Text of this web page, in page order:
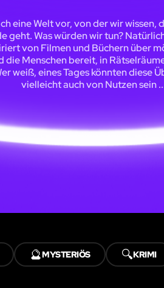
eine Welt vor, von der wir wissen,
geht. Was würden wir tun?
von Filmen und Büchern über
die Menschen bereit, in
weiß, eines Tages könnten diese
vielleicht auch von Nutzen sein
🔮MYSTERIÖS 🔍KRIMI